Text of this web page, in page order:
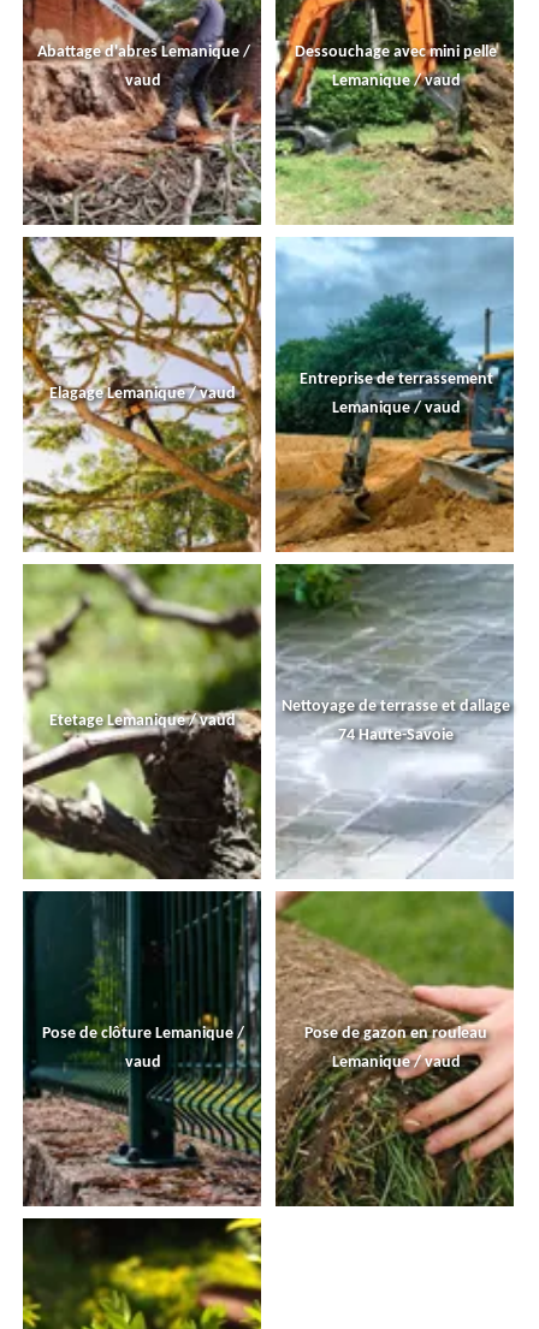
Abattage d'abres Lemanique /
vaud
Dessouchage avec mini pelle
Lemanique / vaud
Elagage Lemanique / vaud
Entreprise de terrassement
Lemanique / vaud
Etetage Lemanique / vaud
Nettoyage de terrasse et dallage
74 Haute-Savoie
Pose de clôture Lemanique /
vaud
Pose de gazon en rouleau
Lemanique / vaud